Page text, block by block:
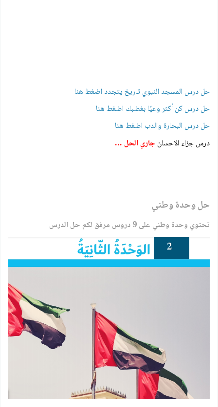
حل درس المسجد النبوي تاريخ يتجدد اضغط هنا
حل درس كن أكثر وعيًا بغضبك اضغط هنا
حل درس البحارة والدب اضغط هنا
درس جزاء الاحسان جاري الحل …
حل وحدة وطني
تحتوي وحدة وطني على 9 دروس مرفق لكم حل الدرس